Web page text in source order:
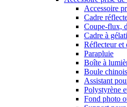
Accessoire
Cadre
Coupe-flux,
Cadre à
Réflecteur et
Parapluie
Boîte à
Boule
Assistant
Polystyrène
Fond photo